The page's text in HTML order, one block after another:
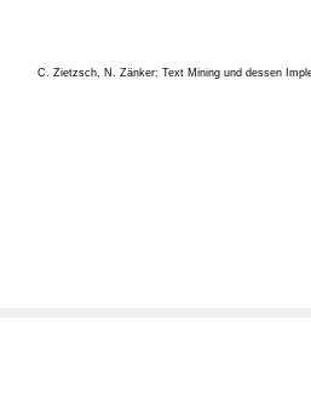
C. Zietzsch, N. Zänker: Text Mining und dessen